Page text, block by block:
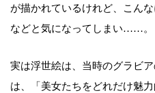
が描かれているけれど、こん
などと気になってしまい……。
実は浮世絵は、当時のグラビ
は、「美女たちをどれだけ魅